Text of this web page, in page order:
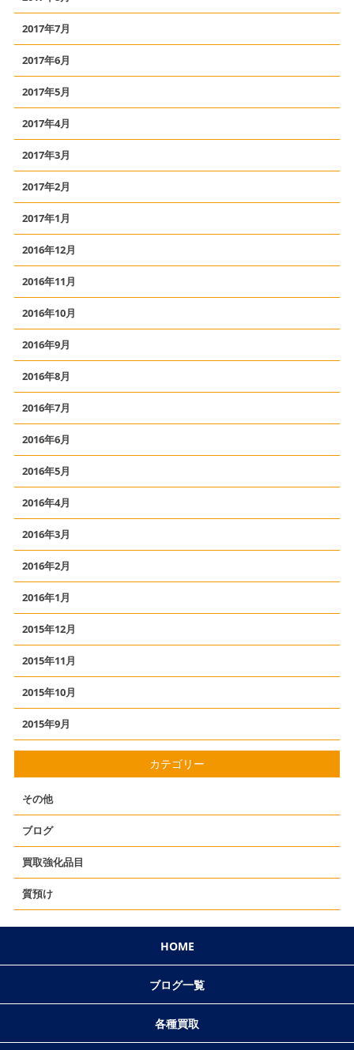
2017年7月
2017年6月
2017年5月
2017年4月
2017年3月
2017年2月
2017年1月
2016年12月
2016年11月
2016年10月
2016年9月
2016年8月
2016年7月
2016年6月
2016年5月
2016年4月
2016年3月
2016年2月
2016年1月
2015年12月
2015年11月
2015年10月
2015年9月
カテゴリー
その他
ブログ
買取強化品目
質預け
HOME
ブログ一覧
各種買取